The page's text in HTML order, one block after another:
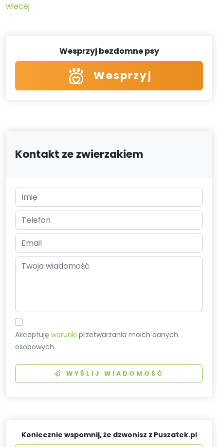
więcej
Wesprzyj bezdomne psy
Wesprzyj
Kontakt ze zwierzakiem
Akceptujęwarunki przetwarzania moich danych
osobowych
WYŚLIJ WIADOMOŚĆ
Koniecznie wspomnij, że dzwonisz z Puszatek.pl